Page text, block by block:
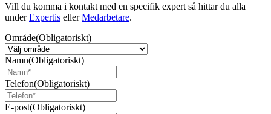
Vill du komma i kontakt med en specifik expert så hittar du alla
underExpertis ellerMedarbetare.
Område(Obligatoriskt)
Namn(Obligatoriskt)
Telefon(Obligatoriskt)
E-post(Obligatoriskt)